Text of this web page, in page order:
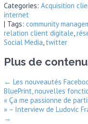
Categories: Acquisition
internet
| Tags: community
relation client digitale
Social Media twitter
Plus de contenu
← Les nouveautés
BluePrint, nouvelles
« Ça me passionne de
» – Interview de Ludovic
→